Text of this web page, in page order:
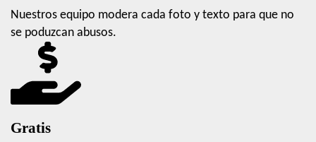
Nuestros equipo modera cada foto y texto para que no
se poduzcan abusos.
Gratis